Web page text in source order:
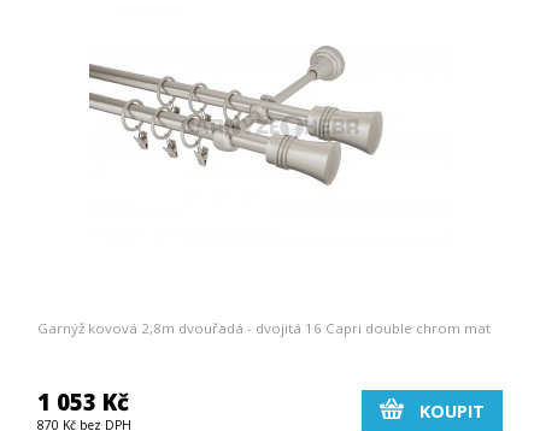
Garnýž kovová 2,8m dvouřadá - dvojitá 16 Capri double chrom mat
1 053 Kč
870 Kč bez DPH
KOUPIT